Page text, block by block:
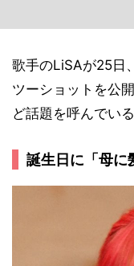
歌手のLiSAが25日
ツーショットを公
ど話題を呼んでいる
誕生日に「母に